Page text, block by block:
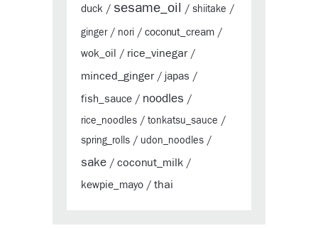
duck / sesame_oil / shiitake /
ginger/ nori / coconut_cream /
wok_oil / rice_vinegar/
minced_ginger/ japas /
fish_sauce / noodles /
rice_noodles / tonkatsu_sauce /
spring_rolls / udon_noodles /
sake / coconut_milk /
kewpie_mayo / thai